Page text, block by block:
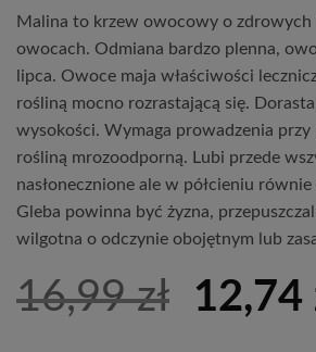
Malina to krzew owocowy o zdrowych
owocach. Odmiana bardzo plenna,
lipca. Owoce maja właściwości
rośliną mocno rozrastającą się.
wysokości. Wymaga prowadzenia przy
rośliną mrozoodporną. Lubi przede
nasłonecznione ale w półcieniu
Gleba powinna być żyzna,
wilgotna o odczynie obojętnym lub
16,99zł 12,74